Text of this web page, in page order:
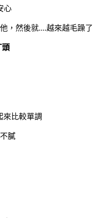
心
，然後就....越來越毛躁了
頭
來比較單調
膩